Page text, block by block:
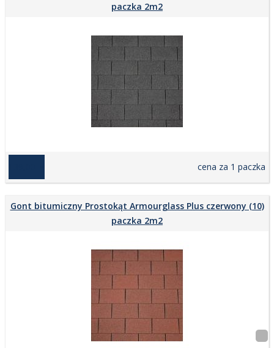
paczka 2m2
cena za 1 paczka
Gont bitumiczny Prostokąt Armourglass Plus czerwony (10)
paczka 2m2